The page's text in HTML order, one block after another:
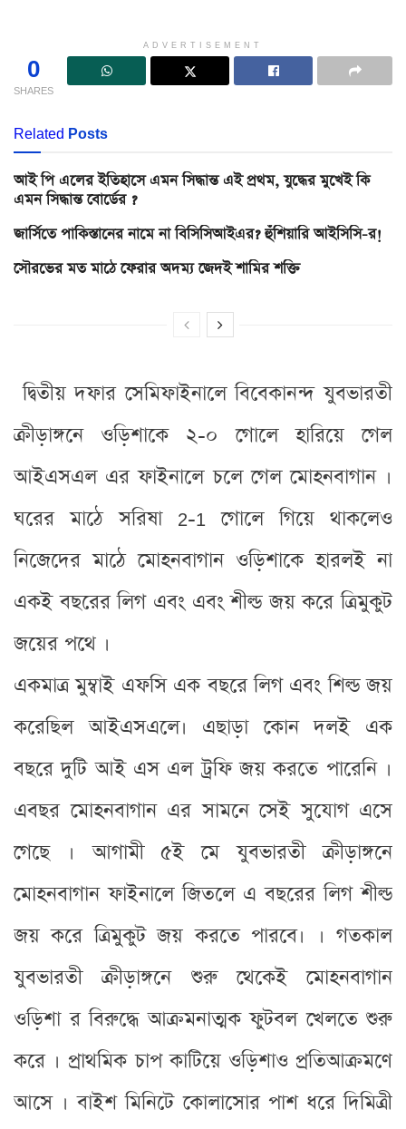
ADVERTISEMENT
0
SHARES
Related Posts
আই পি এলের ইতিহাসে এমন সিদ্ধান্ত এই প্রথম, যুদ্ধের মুখেই কি
এমন সিদ্ধান্ত বোর্ডের ?
জার্সিতে পাকিস্তানের নামে না বিসিসিআইএর? হুঁশিয়ারি আইসিসি-র!
সৌরভের মত মাঠে ফেরার অদম্য জেদই শামির শক্তি
দ্বিতীয় দফার সেমিফাইনালে বিবেকানন্দ যুবভারতী
ক্রীড়াঙ্গনে ওড়িশাকে ২-০ গোলে হারিয়ে গেল
আইএসএল এর ফাইনালে চলে গেল মোহনবাগান ।
ঘরের মাঠে সরিষা 2-1 গোলে গিয়ে থাকলেও
নিজেদের মাঠে মোহনবাগান ওড়িশাকে হারলই না
একই বছরের লিগ এবং এবং শীল্ড জয় করে ত্রিমুকুট
জয়ের পথে ।
একমাত্র মুম্বাই এফসি এক বছরে লিগ এবং শিল্ড জয়
করেছিল আইএসএলে। এছাড়া কোন দলই এক
বছরে দুটি আই এস এল ট্রফি জয় করতে পারেনি ।
এবছর মোহনবাগান এর সামনে সেই সুযোগ এসে
গেছে । আগামী ৫ই মে যুবভারতী ক্রীড়াঙ্গনে
মোহনবাগান ফাইনালে জিতলে এ বছরের লিগ শীল্ড
জয় করে ত্রিমুকুট জয় করতে পারবে। । গতকাল
যুবভারতী ক্রীড়াঙ্গনে শুরু থেকেই মোহনবাগান
ওড়িশা র বিরুদ্ধে আক্রমনাত্মক ফুটবল খেলতে শুরু
করে । প্রাথমিক চাপ কাটিয়ে ওড়িশাও প্রতিআক্রমণে
আসে । বাইশ মিনিটে কোলাসোর পাশ ধরে দিমিত্রী